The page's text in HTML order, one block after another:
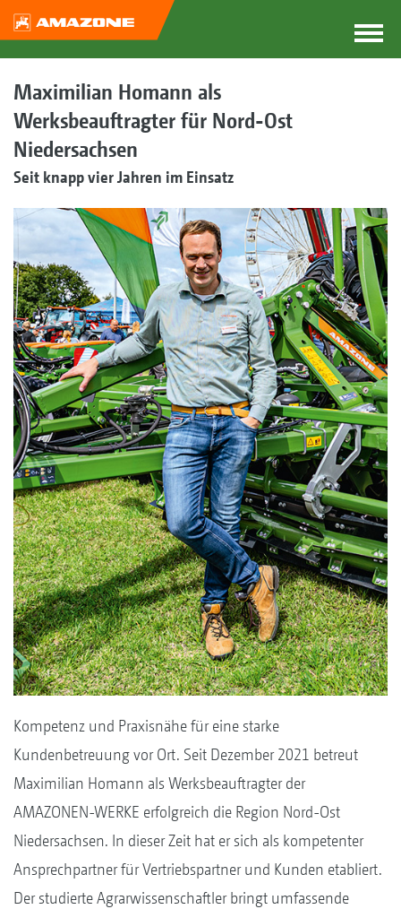
Maximilian Homann als
Werksbeauftragter für Nord-Ost
Niedersachsen
Seit knapp vier Jahren im Einsatz
Kompetenz und Praxisnähe für eine starke
Kundenbetreuung vor Ort. Seit Dezember 2021 betreut
Maximilian Homann als Werksbeauftragter der
AMAZONEN-WERKE erfolgreich die Region Nord-Ost
Niedersachsen. In dieser Zeit hat er sich als kompetenter
Ansprechpartner für Vertriebspartner und Kunden etabliert.
Der studierte Agrarwissenschaftler bringt umfassende